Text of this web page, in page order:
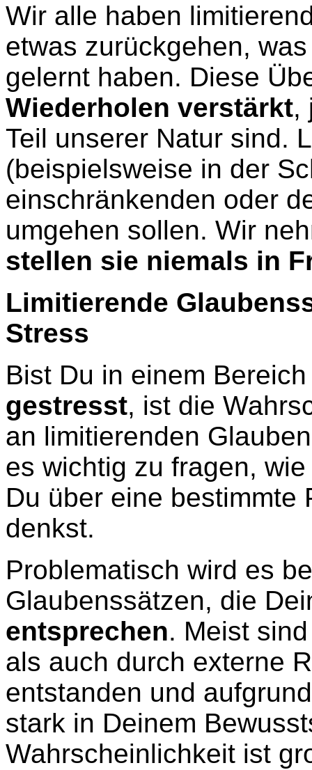
Wir alle haben
etwas zurückgehen,
gelernt haben. Diese
Wiederholen verstärkt,
Teil unserer Natur sind.
(beispielsweise in der
einschränkenden oder
umgehen sollen. Wir
stellen sie niemals in
Limitierende
Stress
Bist Du in einem
gestresst, ist die
an limitierenden
es wichtig zu fragen,
Du über eine bestimmte
denkst.
Problematisch wird es
Glaubenssätzen, die
entsprechen. Meist
als auch durch externe
entstanden und
stark in Deinem
Wahrscheinlichkeit ist